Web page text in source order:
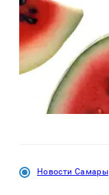
Новости Самары